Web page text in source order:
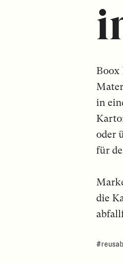
Boox
in
oder
für
die